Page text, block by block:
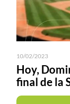
10/02/2023
Hoy,
final de la